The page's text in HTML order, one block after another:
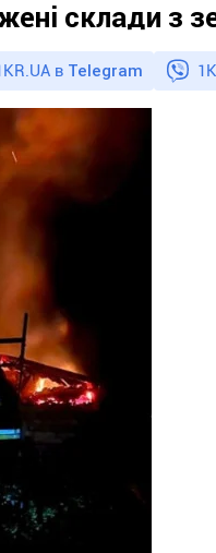
склади з
в Telegram